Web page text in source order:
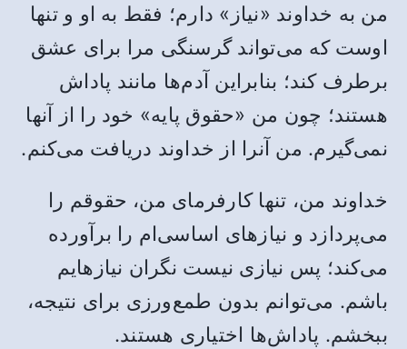
من به خداوند «نیاز» دارم؛ فقط به او و تنها
اوست که می‌تواند گرسنگی مرا برای عشق
برطرف کند؛ بنابراین آدم‌ها مانند پاداش
هستند؛ چون من «حقوق پایه» خود را از آنها
نمی‌گیرم. من آنرا از خداوند دریافت می‌کنم.
خداوند من، تنها کارفرمای من، حقوقم را
می‌پردازد و نیازهای اساسی‌ام را برآورده
می‌کند؛ پس نیازی نیست نگران نیازهایم
باشم. می‌توانم بدون طمع‌ورزی برای نتیجه،
ببخشم. پاداش‌ها اختیاری هستند.